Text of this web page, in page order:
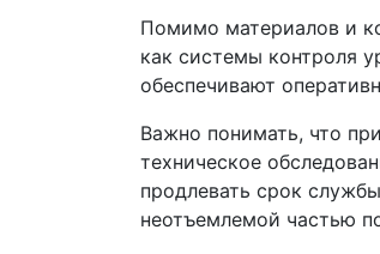
Помимо материалов и
как системы контроля
обеспечивают
Важно понимать, что
техническое
продлевать срок
неотъемлемой частью